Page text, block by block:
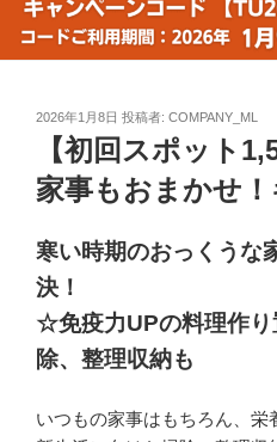
投
2026年1月8日 投稿者: COMPANY_ML
【初回スポット
家事もおまかせ
寒い時期のおっくうな
決！
☆免疫力UPの料理作り
除、整理収納も
いつもの家事はもちろん、栄